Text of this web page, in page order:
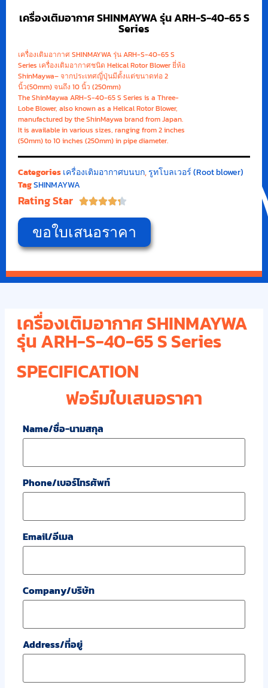
เครื่องเติมอากาศ SHINMAYWA รุ่น ARH-S-40-65 S
Series
เครื่องเติมอากาศ SHINMAYWA รุ่น ARH-S-40-65 S
Series เครื่องเติมอากาศชนิด Helical Rotor Blower ยี่ห้อ
ShinMaywa– จากประเทศญี่ปุ่นมีตั้งแต่ขนาดท่อ 2
นิ้ว(50mm) จนถึง 10 นิ้ว (250mm)
The ShinMaywa ARH-S-40-65 S Series is a Three-
Lobe Blower, also known as a Helical Rotor Blower,
manufactured by the ShinMaywa brand from Japan.
It is available in various sizes, ranging from 2 inches
(50mm) to 10 inches (250mm) in pipe diameter.
Categoriesเครื่องเติมอากาศบนบก,รูทโบลเวอร์ (Root blower)
TagSHINMAYWA
Rating Star 
ขอใบเสนอราคา
เครื่องเติมอากาศ SHINMAYWA
รุ่น ARH-S-40-65 S Series
SPECIFICATION
ฟอร์มใบเสนอราคา
Name/ชื่อ-นามสกุล
Phone/เบอร์โทรศัพท์
Email/อีเมล
Company/บริษัท
Address/ที่อยู่